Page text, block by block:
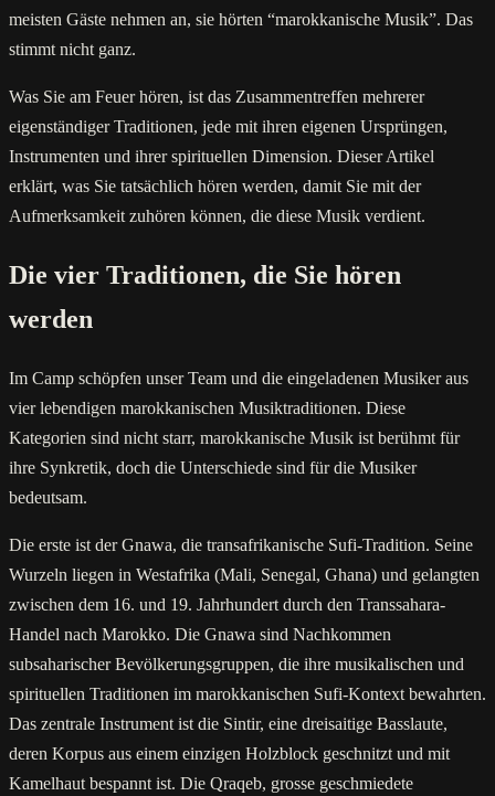
meisten Gäste nehmen an, sie hörten “marokkanische Musik”. Das
stimmt nicht ganz.
Was Sie am Feuer hören, ist das Zusammentreffen mehrerer
eigenständiger Traditionen, jede mit ihren eigenen Ursprüngen,
Instrumenten und ihrer spirituellen Dimension. Dieser Artikel
erklärt, was Sie tatsächlich hören werden, damit Sie mit der
Aufmerksamkeit zuhören können, die diese Musik verdient.
Die vier Traditionen, die Sie hören
werden
Im Camp schöpfen unser Team und die eingeladenen Musiker aus
vier lebendigen marokkanischen Musiktraditionen. Diese
Kategorien sind nicht starr, marokkanische Musik ist berühmt für
ihre Synkretik, doch die Unterschiede sind für die Musiker
bedeutsam.
Die erste ist der Gnawa, die transafrikanische Sufi-Tradition. Seine
Wurzeln liegen in Westafrika (Mali, Senegal, Ghana) und gelangten
zwischen dem 16. und 19. Jahrhundert durch den Transsahara-
Handel nach Marokko. Die Gnawa sind Nachkommen
subsaharischer Bevölkerungsgruppen, die ihre musikalischen und
spirituellen Traditionen im marokkanischen Sufi-Kontext bewahrten.
Das zentrale Instrument ist die Sintir, eine dreisaitige Basslaute,
deren Korpus aus einem einzigen Holzblock geschnitzt und mit
Kamelhaut bespannt ist. Die Qraqeb, grosse geschmiedete